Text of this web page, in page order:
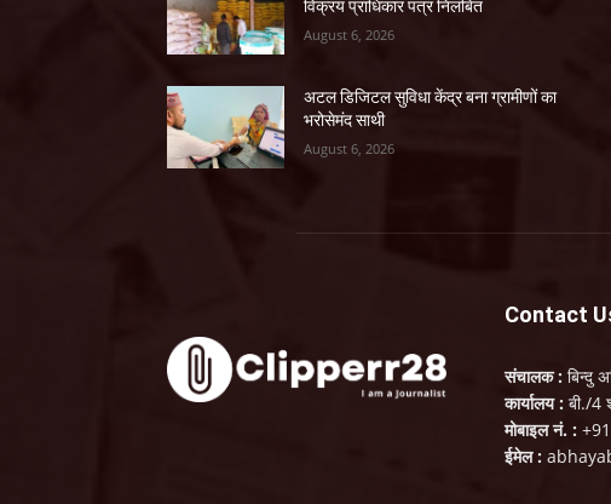
विक्रय प्राधिकार पत्र निलंबित
August 6, 2026
अटल डिजिटल सुविधा केंद्र बना ग्रामीणों का
भरोसेमंद साथी
August 6, 2026
Contact
संचालक : बिन्दु
कार्यालय : बी./4
मोबाइल नं. :
ईमेल :